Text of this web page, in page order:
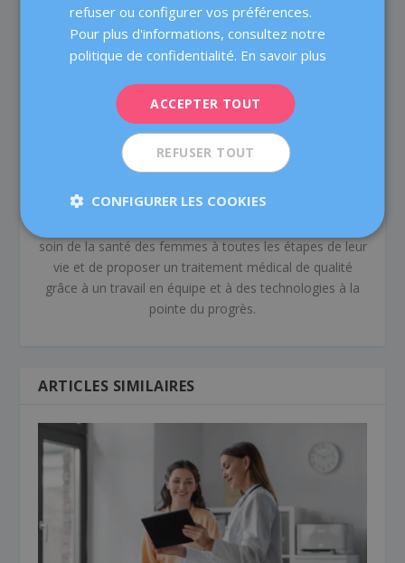
Dexeus Mujer est une clinique spécialisée qui offre aux
femmes une prise en charge complète dans les
domaines de l'obstétrique, de la gynécologie et de la
médecine de la reproduction, un centre pionnier dans
mettons à votre disposition plus de 60 médecins et
soin de la santé des femmes à toutes les étapes de leur
vie et de proposer un traitement médical de qualité
grâce à un travail en équipe et à des technologies à la
pointe du progrès.
ARTICLES SIMILAIRES
DEUTSCH
ITALIANO
refuser ou configurer vos préférences.
Pour plus d'informations, consultez notre
politique de confidentialité. En savoir plus
ACCEPTER TOUT
REFUSER TOUT
CONFIGURER LES COOKIES